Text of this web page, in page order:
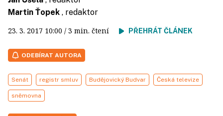
Martin Ťopek , redaktor
23. 3. 2017 10:00 / 3 min. čtení PŘEHRÁT ČLÁNEK
ODEBÍRAT AUTORA
Senát registr smluv Budějovický Budvar Česká televize
sněmovna